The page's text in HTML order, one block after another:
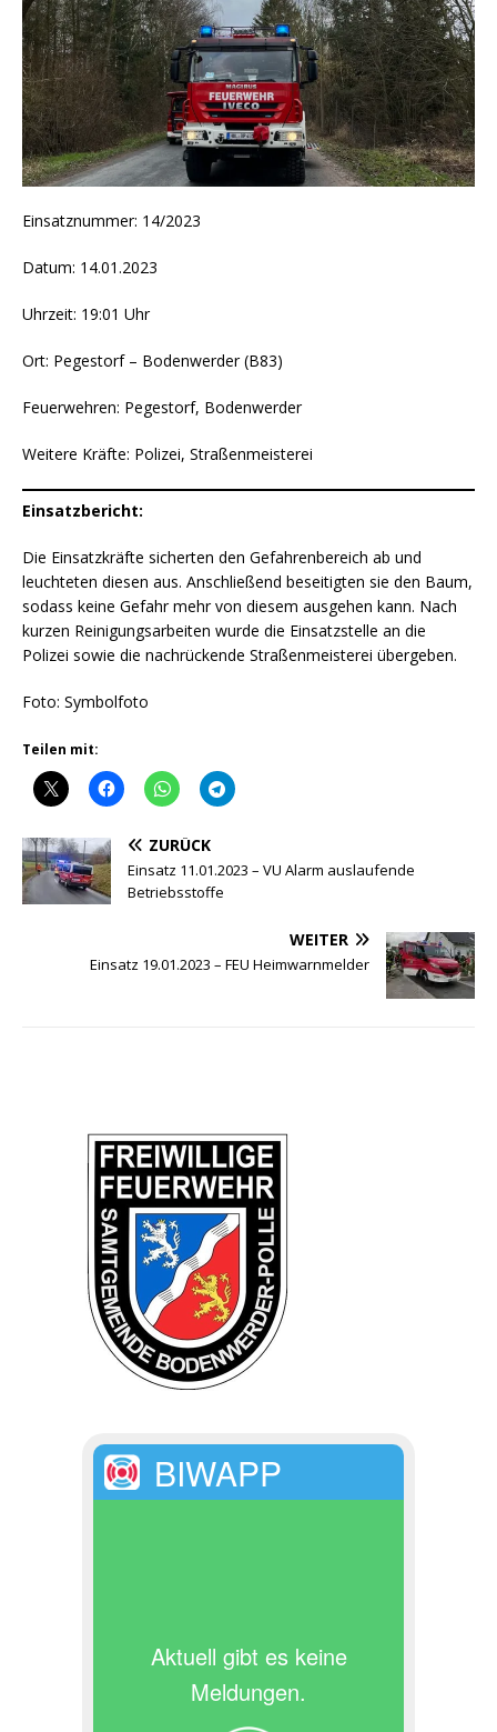
Einsatznummer: 14/2023
Datum: 14.01.2023
Uhrzeit: 19:01 Uhr
Ort: Pegestorf – Bodenwerder (B83)
Feuerwehren: Pegestorf, Bodenwerder
Weitere Kräfte: Polizei, Straßenmeisterei
Einsatzbericht:
Die Einsatzkräfte sicherten den Gefahrenbereich ab und
leuchteten diesen aus. Anschließend beseitigten sie den Baum,
sodass keine Gefahr mehr von diesem ausgehen kann. Nach
kurzen Reinigungsarbeiten wurde die Einsatzstelle an die
Polizei sowie die nachrückende Straßenmeisterei übergeben.
Foto: Symbolfoto
Teilen mit:
ZURÜCK
Einsatz 11.01.2023 – VU Alarm auslaufende
Betriebsstoffe
WEITER
Einsatz 19.01.2023 – FEU Heimwarnmelder
BIWAPP
Aktuell gibt es keine
Meldungen.